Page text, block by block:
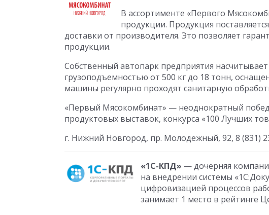
В ассортименте «Первого
продукции. Продукция
доставки от производителя. Это позволяет
продукции.
Собственный автопарк предприятия
грузоподъемностью от 500 кг до 18 тонн,
машины регулярно проходят санитарную
«Первый Мясокомбинат» — неоднократный
продуктовых выставок, конкурса «100 Лучших
г. Нижний Новгород, пр. Молодежный, 92, 8 (831)
«1С-КПД» — дочерняя
на внедрении системы
цифровизацией процессов
занимает 1 место в рейтинге